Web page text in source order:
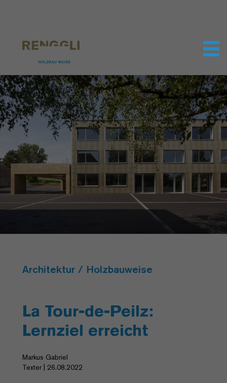
Architektur / Holzbauweise
La Tour-de-Peilz:
Lernziel erreicht
Markus Gabriel
Texter | 26.08.2022